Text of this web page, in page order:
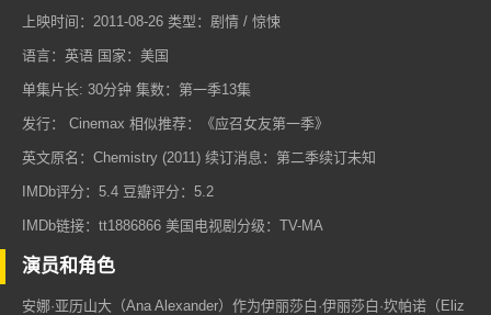
上映时间：2011-08-26 类型：剧情 / 惊悚
语言：英语 国家：美国
单集片长: 30分钟 集数：第一季13集
发行： Cinemax 相似推荐：《应召女友第一季》
英文原名：Chemistry (2011) 续订消息：第二季续订未知
IMDb评分：5.4 豆瓣评分：5.2
IMDb链接：tt1886866 美国电视剧分级：TV-MA
演员和角色
安娜·亚历山大（Ana Alexander）作为伊丽莎白·伊丽莎白·坎帕诺（Eliz